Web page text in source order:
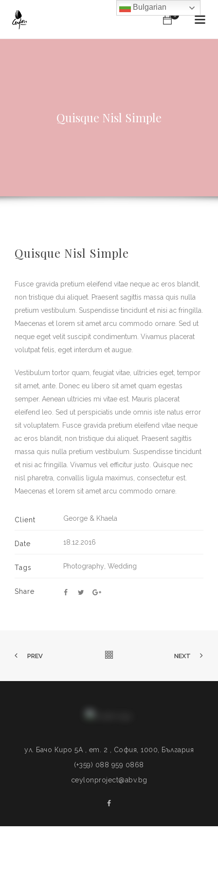
0
Quisque Nisl Simple
Quisque Nisl Simple
Fusce gravida pretium eleifend vitae neque ac eros blandit,
non tristique dui aliquet. Praesent sagittis massa quis nulla
pretium vestibulum. Suspendisse tincidunt et nisi ac fringilla.
Maecenas et lorem sit amet arcu commodo ornare. Sed ut
neque eget velit suscipit condimentum. Vivamus placerat
volutpat felis, eget interdum et augue.
Vestibulum tortor quam, feugiat vitae, ultricies eget, tempor
sit amet, ante. Donec eu libero sit amet quam egestas
semper. Aenean ultricies mi vitae est. Mauris placerat
eleifend leo. Sed ut perspiciatis unde omnis iste natus error
sit voluptatem. Fusce gravida pretium eleifend vitae neque
ac eros blandit, non tristique dui aliquet. Praesent sagittis
massa quis nulla pretium vestibulum. Suspendisse tincidunt
et nisi ac fringilla. Vivamus vel efficitur justo. Quisque nec
nisl pharetra, convallis ligula maximus, consectetur est.
Maecenas et lorem sit amet arcu commodo ornare.
Client George & Khaela
Date 18.12.2016
Tags Photography Wedding
Share
PREV NEXT
ул. Бачо Киро 5A , ет. 2 , София, 1000, България
(+359) 088 959 0868
ceylonproject@abv.bg
Bulgarian